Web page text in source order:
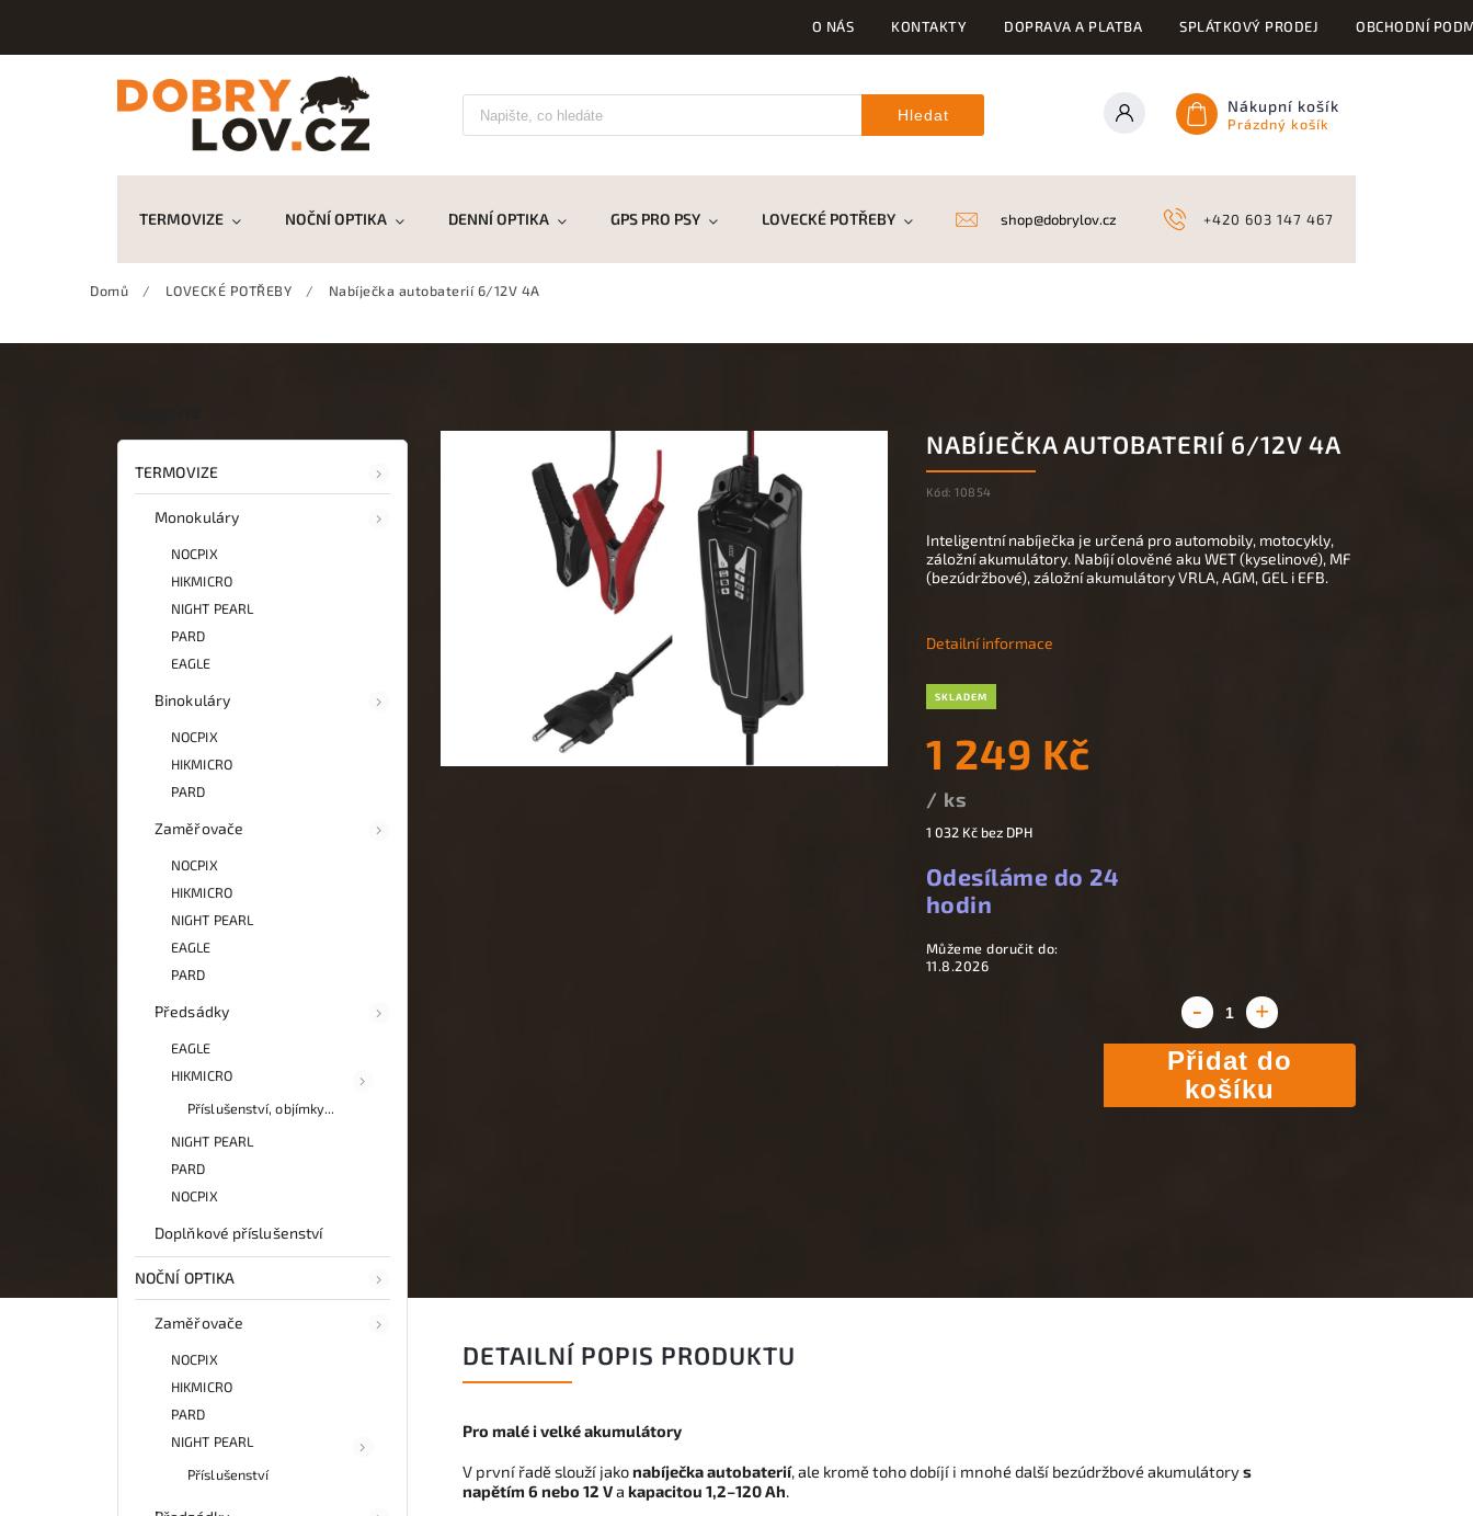
O NÁS KONTAKTY DOPRAVA A PLATBA SPLÁTKOVÝ PRODEJ OBCHODNÍ
Hledat Nákupní košík
Prázdný košík
TERMOVIZE NOČNÍ OPTIKA DENNÍ OPTIKA GPS PRO PSY LOVECKÉ POTŘEBY DRONY KYNOLOGICKÉ POTŘEBY NAHÁŇKY A LOV
+420 603 147 467
shop@dobrylov.cz
Domů / LOVECKÉ POTŘEBY / Nabíječka autobaterií 6/12V 4A
TERMOVIZE
Monokuláry
NOCPIX
HIKMICRO
NIGHT PEARL
PARD
EAGLE
Binokuláry
NOCPIX
HIKMICRO
PARD
Zaměřovače
NOCPIX
HIKMICRO
NIGHT PEARL
EAGLE
PARD
Předsádky
EAGLE
HIKMICRO
Příslušenství, objímky...
NIGHT PEARL
PARD
NOCPIX
Doplňkové příslušenství
NOČNÍ OPTIKA
Zaměřovače
NOCPIX
HIKMICRO
PARD
NIGHT PEARL
Příslušenství
NABÍJEČKA AUTOBATERIÍ 6/12V 4A
Kód: 10854
SKLADEM
1 249 Kč
/ ks
1 032 Kč bez DPH
Odesíláme do 24
hodin
Můžeme doručit do:
11.8.2026
Přidat do
košíku
Inteligentní nabíječka je určená pro automobily, motocykly,
záložní akumulátory. Nabíjí olověné aku WET (kyselinové), MF
(bezúdržbové), záložní akumulátory VRLA, AGM, GEL i EFB.
Detailní informace
DETAILNÍ POPIS PRODUKTU
Pro malé i velké akumulátory
V první řadě slouží jakonabíječka autobaterií, ale kromě toho dobíjí i mnohé další bezúdržbové akumulátorys
napětím 6 nebo 12 Va kapacitou 1,2–120 Ah.